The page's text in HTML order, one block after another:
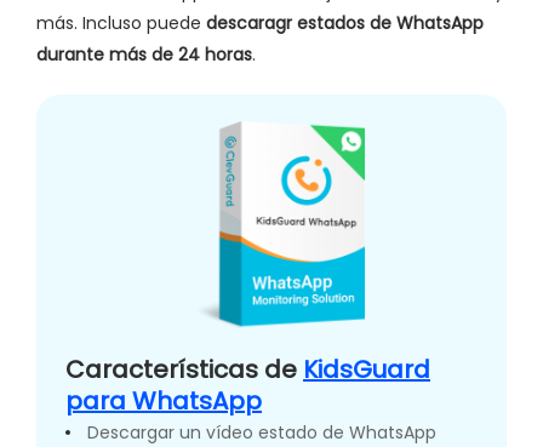
más. Incluso puede descaragr estados de WhatsApp
durante más de 24 horas.
Características de KidsGuard
para WhatsApp
Descargar un vídeo estado de WhatsApp